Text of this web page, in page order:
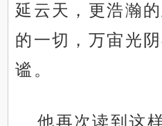
延云天，更浩瀚
的一切，万宙光
谧。
他再次读到这